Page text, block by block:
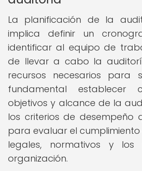
La planificación de la
implica definir un
identificar al equipo de
de llevar a cabo la
recursos necesarios para
fundamental establecer
objetivos y alcance de la
los criterios de desempeño
para evaluar el cumplimiento
legales, normativos y
organización.